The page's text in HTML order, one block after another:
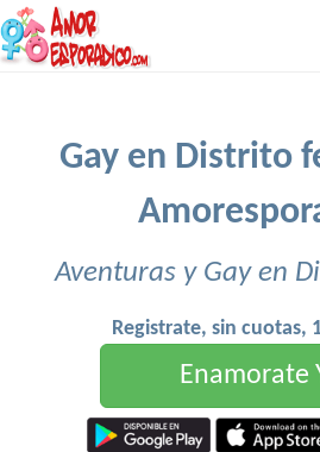
Gay en Distrito
Aventuras y Gay en
Registrate, sin cuotas,
Enamorate